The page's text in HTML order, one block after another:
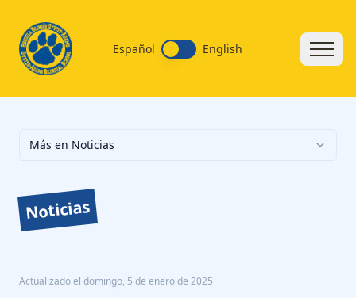
Español English
Más en Noticias
Noticias
Actualizado el domingo, 5 de enero de 2025